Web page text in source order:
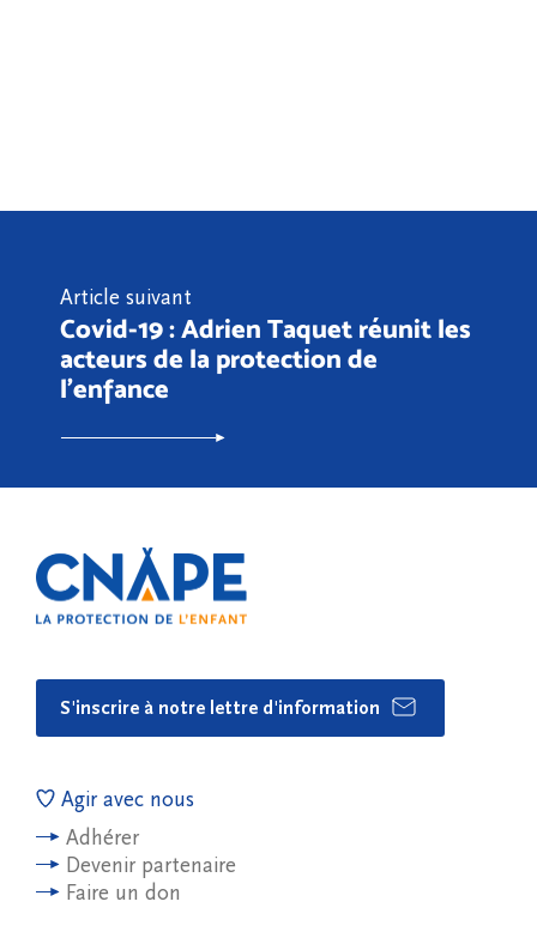
Article suivant
Covid-19 : Adrien Taquet réunit les
acteurs de la protection de
l’enfance
S'inscrire à notre lettre d'information
Agir avec nous
Adhérer
Devenir partenaire
Faire un don